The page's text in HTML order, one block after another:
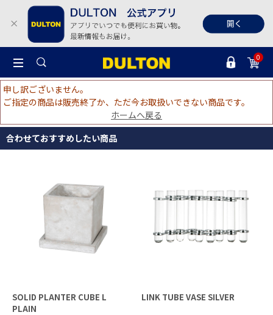
0
申し訳ございません。
ご指定の商品は販売終了か、ただ今お取扱いできない商品です。
ホームへ戻る
合わせておすすめしたい商品
SOLID PLANTER CUBE L
PLAIN
LINK TUBE VASE SILVER